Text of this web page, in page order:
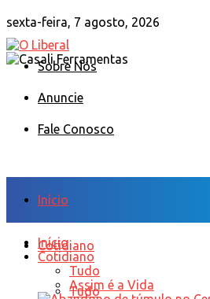
sexta-feira, 7 agosto, 2026
Sobre Nós
Anuncie
Fale Conosco
Início
Cotidiano
Tudo
Início
Cotidiano
Tudo
Assim é a Vida